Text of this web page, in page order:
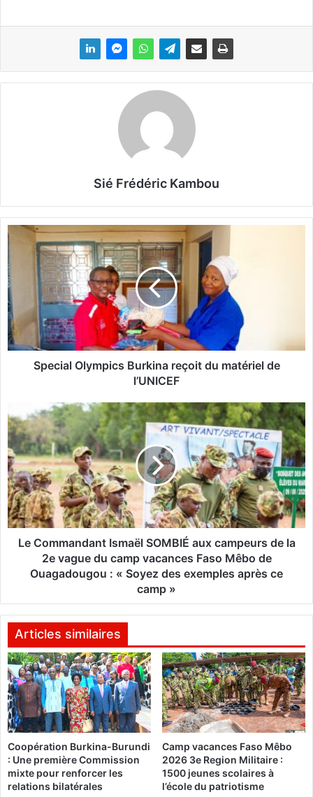
Sié Frédéric Kambou
S
p
e
c
i
a
l
O
l
c
s
B
u
r
k
i
n
i
u
m
a
t
é
r
i
e
l
d
Special Olympics Burkina reçoit du matériel de
l’UNICEF
e
C
o
m
m
a
n
d
m
l
S
O
M
B
I
É
a
u
x
Le Commandant Ismaël SOMBIÉ aux campeurs de la
2e vague du camp vacances Faso Mêbo de
Ouagadougou : « Soyez des exemples après ce
camp »
Articles similaires
Coopération Burkina-Burundi
: Une première Commission
mixte pour renforcer les
relations bilatérales
Camp vacances Faso Mêbo
2026 3e Region Militaire :
1500 jeunes scolaires à
l’école du patriotisme